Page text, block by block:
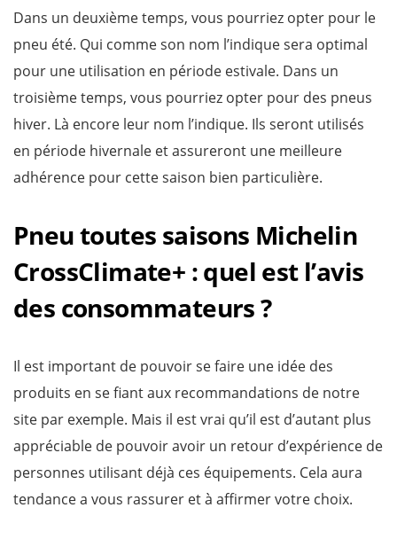
Dans un deuxième temps, vous pourriez opter pour le
pneu été. Qui comme son nom l’indique sera optimal
pour une utilisation en période estivale. Dans un
troisième temps, vous pourriez opter pour des pneus
hiver. Là encore leur nom l’indique. Ils seront utilisés
en période hivernale et assureront une meilleure
adhérence pour cette saison bien particulière.
Pneu toutes saisons Michelin
CrossClimate+ : quel est l’avis
des consommateurs ?
Il est important de pouvoir se faire une idée des
produits en se fiant aux recommandations de notre
site par exemple. Mais il est vrai qu’il est d’autant plus
appréciable de pouvoir avoir un retour d’expérience de
personnes utilisant déjà ces équipements. Cela aura
tendance a vous rassurer et à affirmer votre choix.